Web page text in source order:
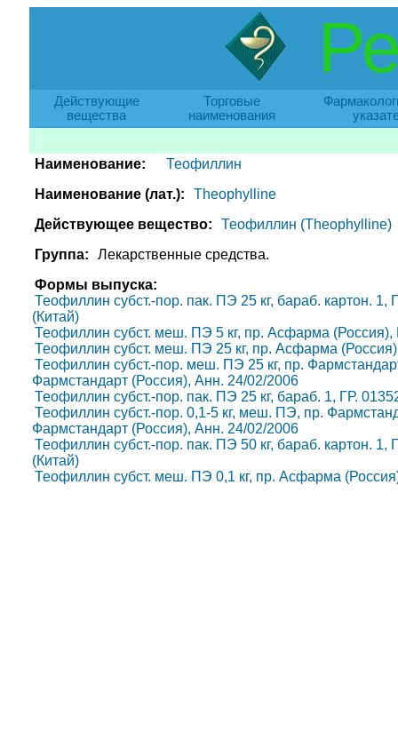
Действующие
вещества
Торговые
наименования
Наименование:
Теофиллин
Наименование (лат.):
Theophylline
Действующее вещество:
Теофиллин (Theophylline)
Группа:
Лекарственные средства.
Формы выпуска:
Теофиллин субст.-пор. пак. ПЭ 25 кг, бараб. картон.
(Китай)
Теофиллин субст. меш. ПЭ 5 кг, пр. Асфарма (Россия),
Теофиллин субст. меш. ПЭ 25 кг, пр. Асфарма
Теофиллин субст.-пор. меш. ПЭ 25 кг, пр.
Фармстандарт (Россия), Анн. 24/02/2006
Теофиллин субст.-пор. пак. ПЭ 25 кг, бараб. 1, ГР.
Теофиллин субст.-пор. 0,1-5 кг, меш. ПЭ, пр.
Фармстандарт (Россия), Анн. 24/02/2006
Теофиллин субст.-пор. пак. ПЭ 50 кг, бараб. картон.
(Китай)
Теофиллин субст. меш. ПЭ 0,1 кг, пр. Асфарма